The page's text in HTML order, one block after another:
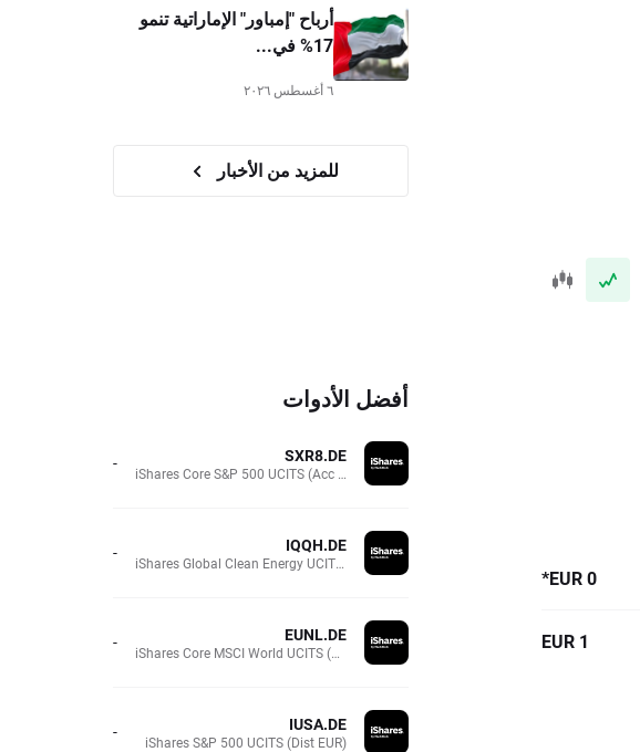
أرباح "إمباور" الإماراتية تنمو
17% في...
٦ أغسطس ٢٠٢٦
للمزيد من الأخبار
0 EUR*
1 EUR
أفضل الأدوات
SXR8.DE
iShares Core S&P 500 UCITS (Acc EUR)
-
IQQH.DE
iShares Global Clean Energy UCITS (Dist EUR)
-
EUNL.DE
iShares Core MSCI World UCITS (Acc EUR)
-
IUSA.DE
iShares S&P 500 UCITS (Dist EUR)
-